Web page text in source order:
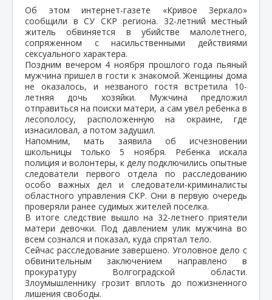
Об этом интернет-газете «Кривое Зеркало»
сообщили в СУ СКР региона. 32-летний местный
житель обвиняется в убийстве малолетнего,
сопряженном с насильственными действиями
сексуального характера.
Поздним вечером 4 ноября прошлого года пьяный
мужчина пришел в гости к знакомой. Женщины дома
не оказалось, и незваного гостя встретила 10-
летняя дочь хозяйки. Мужчина предложил
отправиться на поиски матери, а сам увел ребенка в
лесополосу, расположенную на окраине, где
изнасиловал, а потом задушил.
Напомним, мать заявила об исчезновении
школьницы только 5 ноября. Ребенка искала
полиция и волонтеры, к делу подключились опытные
следователи первого отдела по расследованию
особо важных дел и следователи-криминалисты
областного управления СКР. Они в первую очередь
проверяли ранее судимых жителей поселка.
В итоге следствие вышло на 32-летнего приятели
матери девочки. Под давлением улик мужчина во
всем сознался и показал, куда спрятал тело.
Сейчас расследование завершено. Уголовное дело с
обвинительным заключением направлено в
прокуратуру Волгоградской области.
Злоумышленнику грозит вплоть до пожизненного
лишения свободы.